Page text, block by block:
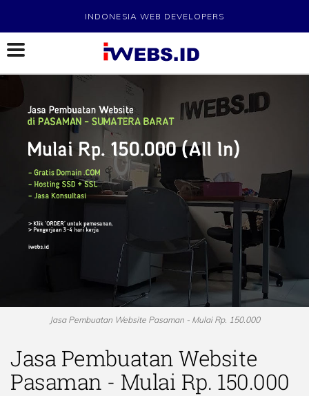
INDONESIA WEB DEVELOPERS
Jasa Pembuatan Website Pasaman - Mulai Rp. 150.000
Jasa Pembuatan Website
Pasaman - Mulai Rp. 150.000